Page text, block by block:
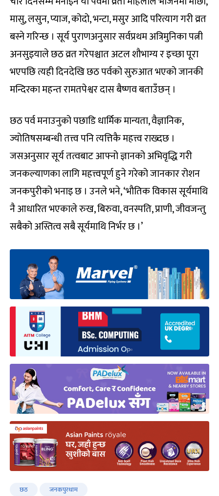
मासु, लसुन, प्याज, कोदो, भन्टा, मसुर आदि परित्याग गरी व्रत
बस्ने गरिन्छ । सूर्य पुराणअनुसार सर्वप्रथम अत्रिमुनिका पत्नी
अनसुइयाले छठ व्रत गरेपश्चात अटल शौभाग्य र इच्छा पूरा
भएपछि त्यही दिनदेखि छठ पर्वको सुरुआत भएको जानकी
मन्दिरका महन्त रामतपेश्वर दास बैष्णव बताउँछन् ।
छठ पर्व मनाउनुको पछाडि धार्मिक मान्यता, वैज्ञानिक,
ज्योतिषसम्बन्धी तत्त्व पनि त्यत्तिकै महत्त्व राख्दछ ।
जसअनुसार सूर्य तत्वबाट आफ्नो ज्ञानको अभिवृद्धि गरी
जनकल्याणका लागि महत्त्वपूर्ण हुने गरेको जानकार रोशन
जनकपुरीको भनाइ छ । उनले भने, ‘भौतिक विकास सूर्यमाथि
नै आधारित भएकाले रुख, बिरुवा, वनस्पति, प्राणी, जीवजन्तु
सबैको अस्तित्व सबै सूर्यमाथि निर्भर छ ।’
छठ जनकपुरधाम